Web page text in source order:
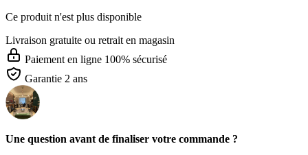
Ce produit n'est plus disponible
Livraison gratuite ou retrait en magasin
Paiement en ligne 100% sécurisé
Garantie 2 ans
Une question avant de finaliser votre commande ?